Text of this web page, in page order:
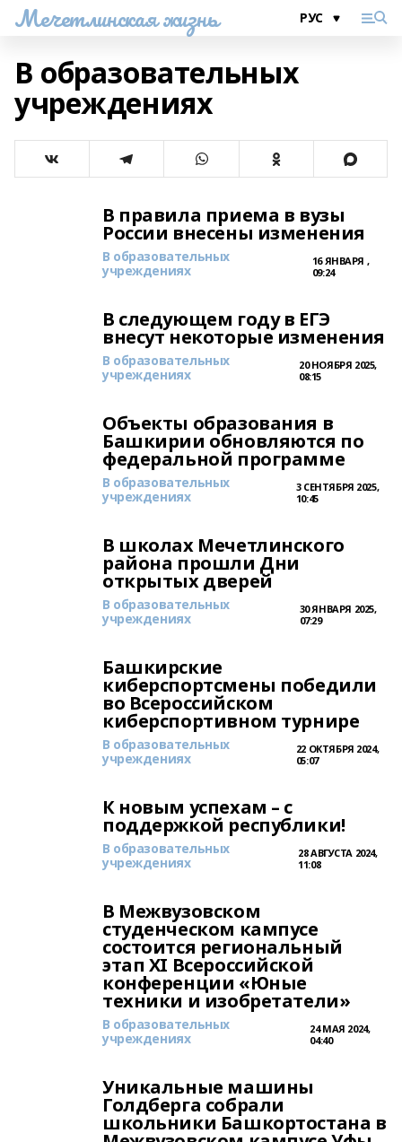
Мечетлинская жизнь
В образовательных
учреждениях
В правила приема в вузы
России внесены изменения
В образовательных
учреждениях
16 ЯНВАРЯ ,
09:24
В следующем году в ЕГЭ
внесут некоторые изменения
В образовательных
учреждениях
20 НОЯБРЯ 2025,
08:15
Объекты образования в
Башкирии обновляются по
федеральной программе
В образовательных
учреждениях
3 СЕНТЯБРЯ 2025,
10:45
В школах Мечетлинского
района прошли Дни
открытых дверей
В образовательных
учреждениях
30 ЯНВАРЯ 2025,
07:29
Башкирские
киберспортсмены победили
во Всероссийском
киберспортивном турнире
В образовательных
учреждениях
22 ОКТЯБРЯ 2024,
05:07
К новым успехам – с
поддержкой республики!
В образовательных
учреждениях
28 АВГУСТА 2024,
11:08
В Межвузовском
студенческом кампусе
состоится региональный
этап ХI Всероссийской
конференции «Юные
техники и изобретатели»
В образовательных
учреждениях
24 МАЯ 2024,
04:40
Уникальные машины
Голдберга собрали
школьники Башкортостана в